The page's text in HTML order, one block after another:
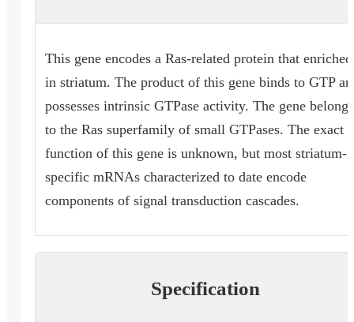
This gene encodes a Ras-related protein that enriched
in striatum. The product of this gene binds to GTP
possesses intrinsic GTPase activity. The gene belongs
to the Ras superfamily of small GTPases. The exact
function of this gene is unknown, but most striatum-
specific mRNAs characterized to date encode
components of signal transduction cascades.
Specification